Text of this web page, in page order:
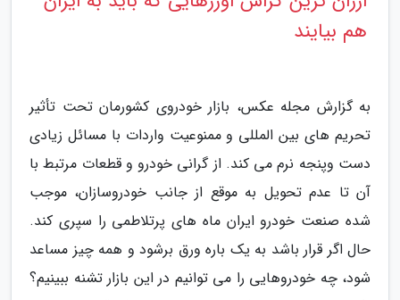
هم بیایند
به گزارش مجله عکس، بازار خودروی کشورمان تحت تأثیر
تحریم های بین المللی و ممنوعیت واردات با مسائل زیادی
دست وپنجه نرم می کند. از گرانی خودرو و قطعات مرتبط با
آن تا عدم تحویل به موقع از جانب خودروسازان، موجب
شده صنعت خودرو ایران ماه های پرتلاطمی را سپری کند.
حال اگر قرار باشد به یک باره ورق برشود و همه چیز مساعد
شود، چه خودروهایی را می توانیم در این بازار تشنه ببینیم؟